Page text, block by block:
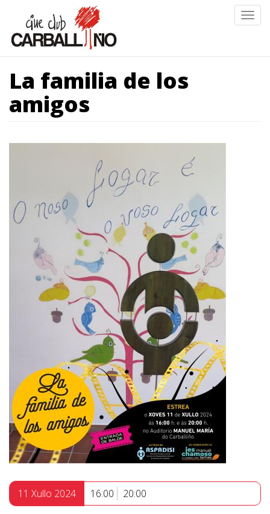
contido
principal
La familia de los
amigos
11 Xullo 2024 16:00 20:00